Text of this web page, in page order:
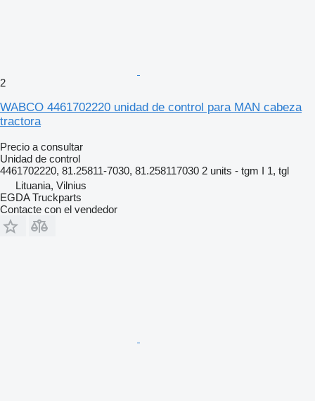
2
WABCO 4461702220 unidad de control para MAN cabeza
tractora
Precio a consultar
Unidad de control
4461702220, 81.25811-7030, 81.258117030 2 units - tgm I 1, tgl
Lituania, Vilnius
EGDA Truckparts
Contacte con el vendedor